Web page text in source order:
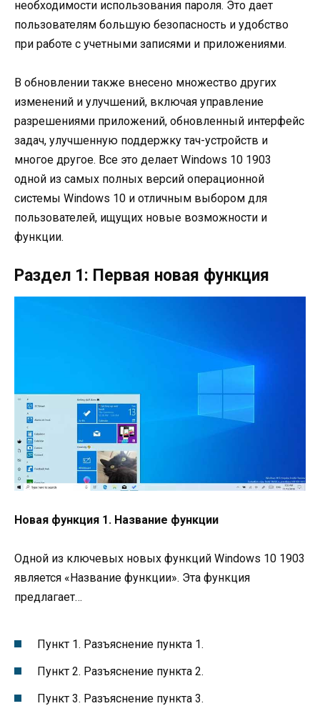
необходимости использования пароля. Это дает
пользователям большую безопасность и удобство
при работе с учетными записями и приложениями.
В обновлении также внесено множество других
изменений и улучшений, включая управление
разрешениями приложений, обновленный интерфейс
задач, улучшенную поддержку тач-устройств и
многое другое. Все это делает Windows 10 1903
одной из самых полных версий операционной
системы Windows 10 и отличным выбором для
пользователей, ищущих новые возможности и
функции.
Раздел 1: Первая новая функция
Новая функция 1. Название функции
Одной из ключевых новых функций Windows 10 1903
является «Название функции». Эта функция
предлагает…
Пункт 1. Разъяснение пункта 1.
Пункт 2. Разъяснение пункта 2.
Пункт 3. Разъяснение пункта 3.